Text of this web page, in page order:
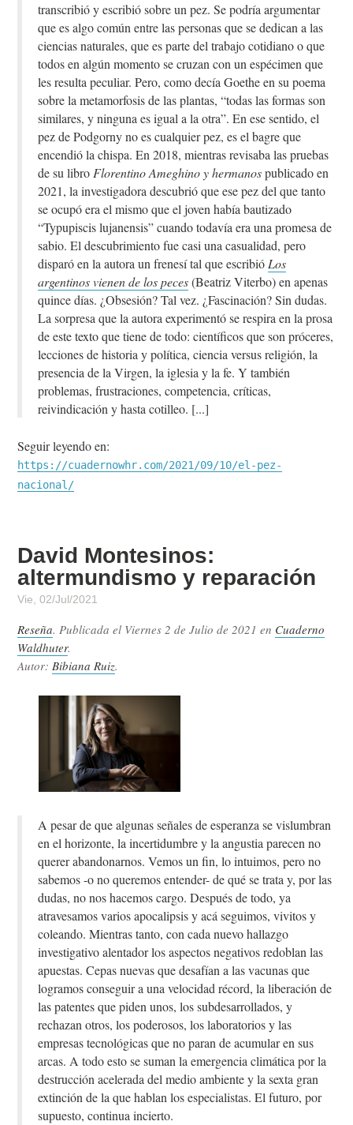
transcribió y escribió sobre un pez. Se podría argumentar
que es algo común entre las personas que se dedican a las
ciencias naturales, que es parte del trabajo cotidiano o que
todos en algún momento se cruzan con un espécimen que
les resulta peculiar. Pero, como decía Goethe en su poema
sobre la metamorfosis de las plantas, “todas las formas son
similares, y ninguna es igual a la otra”. En ese sentido, el
pez de Podgorny no es cualquier pez, es el bagre que
encendió la chispa. En 2018, mientras revisaba las pruebas
de su libro Florentino Ameghino y hermanospublicado en
2021, la investigadora descubrió que ese pez del que tanto
se ocupó era el mismo que el joven había bautizado
“Typupiscis lujanensis” cuando todavía era una promesa de
sabio. El descubrimiento fue casi una casualidad, pero
disparó en la autora un frenesí tal que escribió Los
argentinos vienen de los peces(Beatriz Viterbo) en apenas
quince días. ¿Obsesión? Tal vez. ¿Fascinación? Sin dudas.
La sorpresa que la autora experimentó se respira en la prosa
de este texto que tiene de todo: científicos que son próceres,
lecciones de historia y política, ciencia versus religión, la
presencia de la Virgen, la iglesia y la fe. Y también
problemas, frustraciones, competencia, críticas,
reivindicación y hasta cotilleo.
Seguir leyendo en:
https://cuadernowhr.com/2021/09/10/el-pez-
nacional/
David Montesinos:
altermundismo y reparación
Vie, 02/Jul/2021
Reseña. Publicada el Viernes 2 de Julio de 2021 en Cuaderno
Waldhuter.
Autor:Bibiana Ruiz.
A pesar de que algunas señales de esperanza se vislumbran
en el horizonte, la incertidumbre y la angustia parecen no
querer abandonarnos. Vemos un fin, lo intuimos, pero no
sabemos -o no queremos entender- de qué se trata y, por las
dudas, no nos hacemos cargo. Después de todo, ya
atravesamos varios apocalipsis y acá seguimos, vivitos y
coleando. Mientras tanto, con cada nuevo hallazgo
investigativo alentador los aspectos negativos redoblan las
apuestas. Cepas nuevas que desafían a las vacunas que
logramos conseguir a una velocidad récord, la liberación de
las patentes que piden unos, los subdesarrollados, y
rechazan otros, los poderosos, los laboratorios y las
empresas tecnológicas que no paran de acumular en sus
arcas. A todo esto se suman la emergencia climática por la
destrucción acelerada del medio ambiente y la sexta gran
extinción de la que hablan los especialistas. El futuro, por
supuesto, continua incierto.